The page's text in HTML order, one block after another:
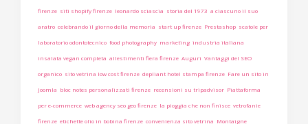
firenze siti shopify firenze leonardo sciascia storia del 1973 a ciascuno il suo
aratro celebrando il giorno della memoria start up firenze Prestashop scatole per
laboratorio odontotecnico food photography marketing industria italiana
insalata vegan completa allestimenti fiera firenze Auguri Vantaggi del SEO
organico sito vetrina low cost firenze depliant hotel stampa firenze Fare un sito in
Joomla bloc notes personalizzati firenze recensioni su tripadvisor Piattaforma
per e-commerce web agency seo geo firenze la pioggia che non finisce vetrofanie
firenze etichette olio in bobina firenze convenienza sito vetrina Montaigne